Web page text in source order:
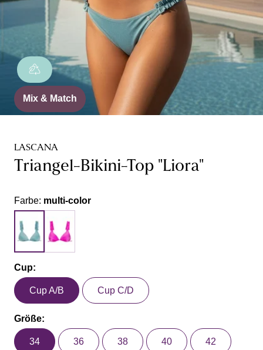
Mix & Match
LASCANA
Triangel-Bikini-Top "Liora"
Farbe: multi-color
Cup:
Cup A/B Cup C/D
Größe:
34 36 38 40 42